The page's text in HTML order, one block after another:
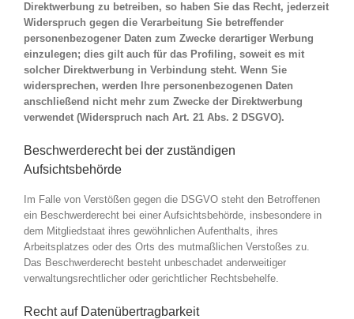
Direktwerbung zu betreiben, so haben Sie das Recht, jederzeit
Widerspruch gegen die Verarbeitung Sie betreffender
personenbezogener Daten zum Zwecke derartiger Werbung
einzulegen; dies gilt auch für das Profiling, soweit es mit
solcher Direktwerbung in Verbindung steht. Wenn Sie
widersprechen, werden Ihre personenbezogenen Daten
anschließend nicht mehr zum Zwecke der Direktwerbung
verwendet (Widerspruch nach Art. 21 Abs. 2 DSGVO).
Beschwerderecht bei der zuständigen
Aufsichtsbehörde
Im Falle von Verstößen gegen die DSGVO steht den Betroffenen
ein Beschwerderecht bei einer Aufsichtsbehörde, insbesondere in
dem Mitgliedstaat ihres gewöhnlichen Aufenthalts, ihres
Arbeitsplatzes oder des Orts des mutmaßlichen Verstoßes zu.
Das Beschwerderecht besteht unbeschadet anderweitiger
verwaltungsrechtlicher oder gerichtlicher Rechtsbehelfe.
Recht auf Datenübertragbarkeit